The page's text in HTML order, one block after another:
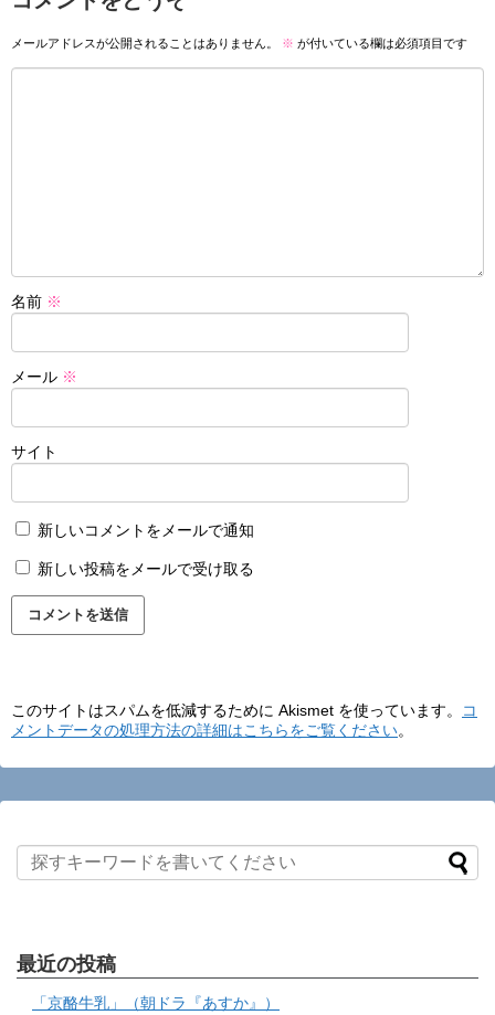
メールアドレスが公開されることはありません。 ※ が付いている欄は必須項目です
名前 ※
メール ※
サイト
新しいコメントをメールで通知
新しい投稿をメールで受け取る
このサイトはスパムを低減するために Akismet を使っています。
コ
メントデータの処理方法の詳細はこちらをご覧ください。
最近の投稿
「京酪牛乳」（朝ドラ『あすか』）